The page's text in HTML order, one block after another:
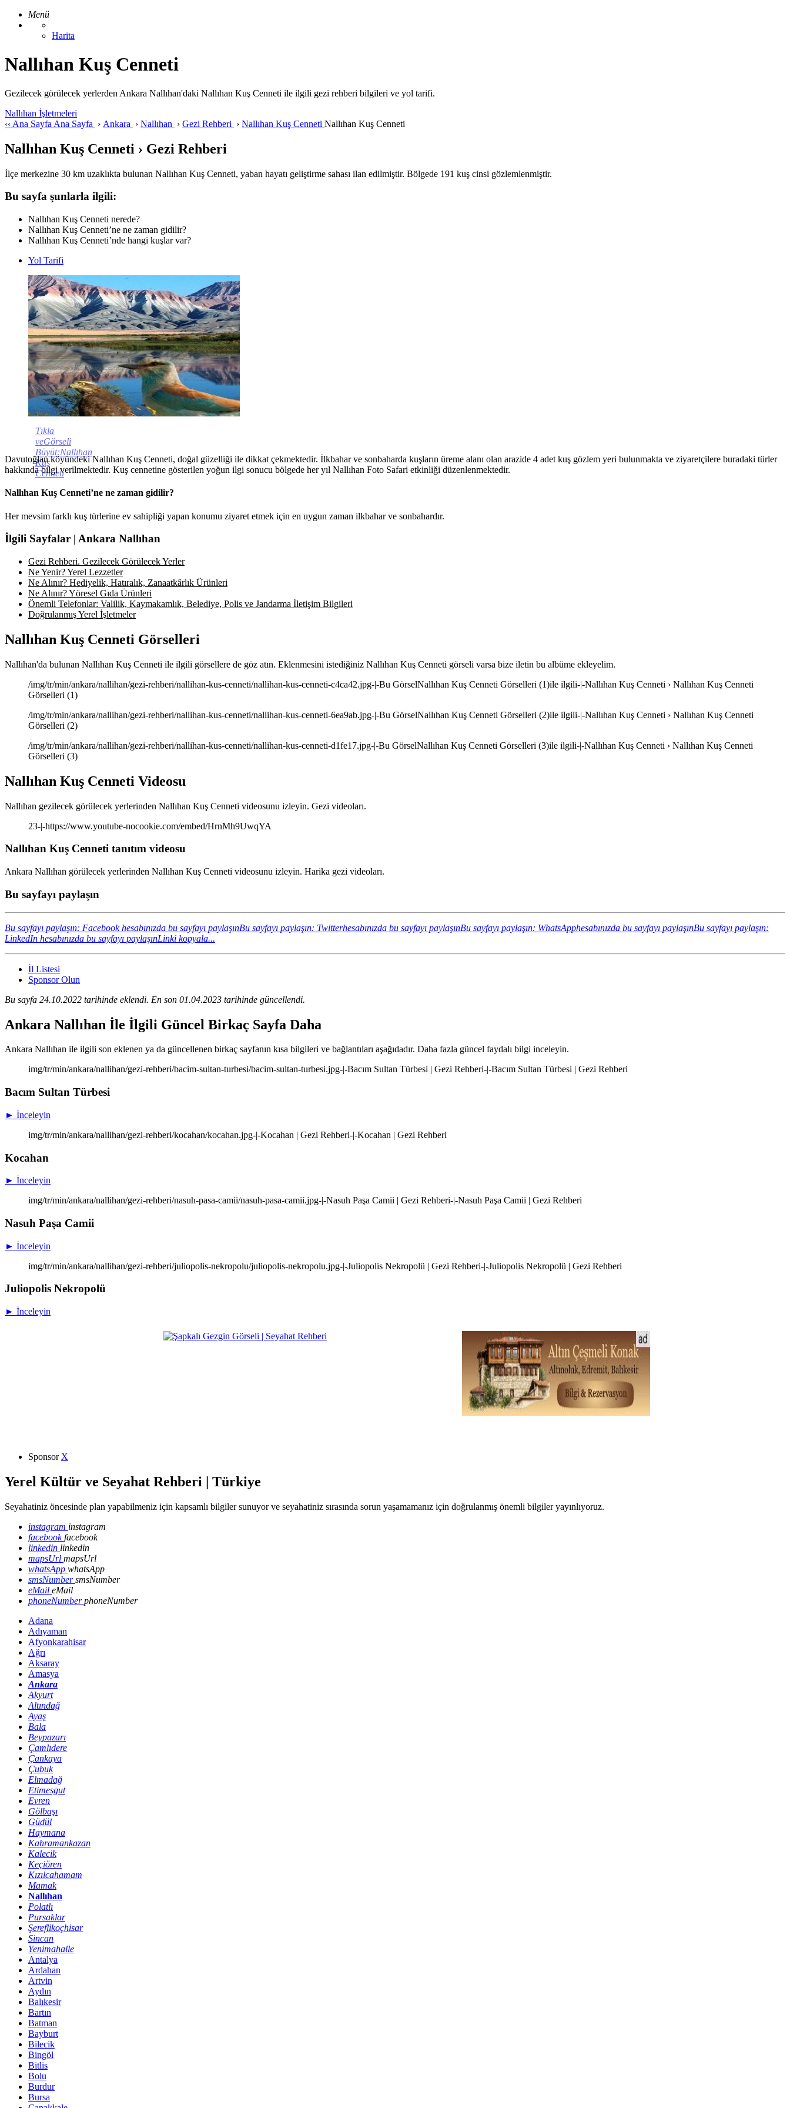
Menü
Harita
Nallıhan Kuş Cenneti
Gezilecek görülecek yerlerden Ankara Nallıhan'daki Nallıhan Kuş Cenneti ile ilgili gezi rehberi bilgileri ve yol tarifi.
Nallıhan İşletmeleri
‹‹ Ana Sayfa Ana Sayfa › Ankara › Nallıhan › Gezi Rehberi › Nallıhan Kuş Cenneti Nallıhan Kuş Cenneti
Nallıhan Kuş Cenneti › Gezi Rehberi
İlçe merkezine 30 km uzaklıkta bulunan Nallıhan Kuş Cenneti, yaban hayatı geliştirme sahası ilan edilmiştir. Bölgede 191 kuş cinsi gözlemlenmiştir.
Bu sayfa şunlarla ilgili:
Nallıhan Kuş Cenneti nerede?
Nallıhan Kuş Cenneti’ne ne zaman gidilir?
Nallıhan Kuş Cenneti’nde hangi kuşlar var?
Yol Tarifi
Tıkla
veGörseli
Büyüt:Nallıhan
Kuş
Cenneti
Davutoğlan köyündeki Nallıhan Kuş Cenneti, doğal güzelliği ile dikkat çekmektedir. İlkbahar ve sonbaharda kuşların üreme alanı olan arazide 4 adet kuş gözlem yeri bulunmakta ve ziyaretçilere buradaki türler
hakkında bilgi verilmektedir. Kuş cennetine gösterilen yoğun ilgi sonucu bölgede her yıl Nallıhan Foto Safari etkinliği düzenlenmektedir.
Nallıhan Kuş Cenneti’ne ne zaman gidilir?
Her mevsim farklı kuş türlerine ev sahipliği yapan konumu ziyaret etmek için en uygun zaman ilkbahar ve sonbahardır.
İlgili Sayfalar | Ankara Nallıhan
Gezi Rehberi. Gezilecek Görülecek Yerler
Ne Yenir? Yerel Lezzetler
Ne Alınır? Hediyelik, Hatıralık, Zanaatkârlık Ürünleri
Ne Alınır? Yöresel Gıda Ürünleri
Önemli Telefonlar: Valilik, Kaymakamlık, Belediye, Polis ve Jandarma İletişim Bilgileri
Doğrulanmış Yerel İşletmeler
Nallıhan Kuş Cenneti Görselleri
Nallıhan'da bulunan Nallıhan Kuş Cenneti ile ilgili görsellere de göz atın. Eklenmesini istediğiniz Nallıhan Kuş Cenneti görseli varsa bize iletin bu albüme ekleyelim.
/img/tr/min/ankara/nallihan/gezi-rehberi/nallihan-kus-cenneti/nallihan-kus-cenneti-c4ca42.jpg-|-Bu GörselNallıhan Kuş Cenneti Görselleri (1)ile ilgili-|-Nallıhan Kuş Cenneti › Nallıhan Kuş Cenneti
Görselleri (1)
/img/tr/min/ankara/nallihan/gezi-rehberi/nallihan-kus-cenneti/nallihan-kus-cenneti-6ea9ab.jpg-|-Bu GörselNallıhan Kuş Cenneti Görselleri (2)ile ilgili-|-Nallıhan Kuş Cenneti › Nallıhan Kuş Cenneti
Görselleri (2)
/img/tr/min/ankara/nallihan/gezi-rehberi/nallihan-kus-cenneti/nallihan-kus-cenneti-d1fe17.jpg-|-Bu GörselNallıhan Kuş Cenneti Görselleri (3)ile ilgili-|-Nallıhan Kuş Cenneti › Nallıhan Kuş Cenneti
Görselleri (3)
Nallıhan Kuş Cenneti Videosu
Nallıhan gezilecek görülecek yerlerinden Nallıhan Kuş Cenneti videosunu izleyin. Gezi videoları.
23-|-https://www.youtube-nocookie.com/embed/HrnMh9UwqYA
Nallıhan Kuş Cenneti tanıtım videosu
Ankara Nallıhan görülecek yerlerinden Nallıhan Kuş Cenneti videosunu izleyin. Harika gezi videoları.
Bu sayfayı paylaşın
Bu sayfayı paylaşın: Facebook hesabınızda bu sayfayı paylaşınBu sayfayı paylaşın: Twitterhesabınızda bu sayfayı paylaşınBu sayfayı paylaşın: WhatsApphesabınızda bu sayfayı paylaşınBu sayfayı paylaşın:
LinkedIn hesabınızda bu sayfayı paylaşınLinki kopyala...
İl Listesi
Sponsor Olun
Bu sayfa 24.10.2022 tarihinde eklendi. En son 01.04.2023 tarihinde güncellendi.
Ankara Nallıhan İle İlgili Güncel Birkaç Sayfa Daha
Ankara Nallıhan ile ilgili son eklenen ya da güncellenen birkaç sayfanın kısa bilgileri ve bağlantıları aşağıdadır. Daha fazla güncel faydalı bilgi inceleyin.
img/tr/min/ankara/nallihan/gezi-rehberi/bacim-sultan-turbesi/bacim-sultan-turbesi.jpg-|-Bacım Sultan Türbesi | Gezi Rehberi-|-Bacım Sultan Türbesi | Gezi Rehberi
Bacım Sultan Türbesi
► İnceleyin
img/tr/min/ankara/nallihan/gezi-rehberi/kocahan/kocahan.jpg-|-Kocahan | Gezi Rehberi-|-Kocahan | Gezi Rehberi
Kocahan
► İnceleyin
img/tr/min/ankara/nallihan/gezi-rehberi/nasuh-pasa-camii/nasuh-pasa-camii.jpg-|-Nasuh Paşa Camii | Gezi Rehberi-|-Nasuh Paşa Camii | Gezi Rehberi
Nasuh Paşa Camii
► İnceleyin
img/tr/min/ankara/nallihan/gezi-rehberi/juliopolis-nekropolu/juliopolis-nekropolu.jpg-|-Juliopolis Nekropolü | Gezi Rehberi-|-Juliopolis Nekropolü | Gezi Rehberi
Juliopolis Nekropolü
► İnceleyin
Sponsor X
Yerel Kültür ve Seyahat Rehberi | Türkiye
Seyahatiniz öncesinde plan yapabilmeniz için kapsamlı bilgiler sunuyor ve seyahatiniz sırasında sorun yaşamamanız için doğrulanmış önemli bilgiler yayınlıyoruz.
instagram instagram
facebookfacebook
linkedin linkedin
mapsUrl mapsUrl
whatsApp whatsApp
smsNumbersmsNumber
eMail eMail
phoneNumberphoneNumber
Adana
Adıyaman
Afyonkarahisar
Ağrı
Aksaray
Amasya
Ankara
Akyurt
Altındağ
Ayaş
Bala
Beypazarı
Çamlıdere
Çankaya
Çubuk
Elmadağ
Etimesgut
Evren
Gölbaşı
Güdül
Haymana
Kahramankazan
Kalecik
Keçiören
Kızılcahamam
Mamak
Nallıhan
Polatlı
Pursaklar
Şereflikoçhisar
Sincan
Yenimahalle
Antalya
Ardahan
Artvin
Aydın
Balıkesir
Bartın
Batman
Bayburt
Bilecik
Bingöl
Bitlis
Bolu
Burdur
Bursa